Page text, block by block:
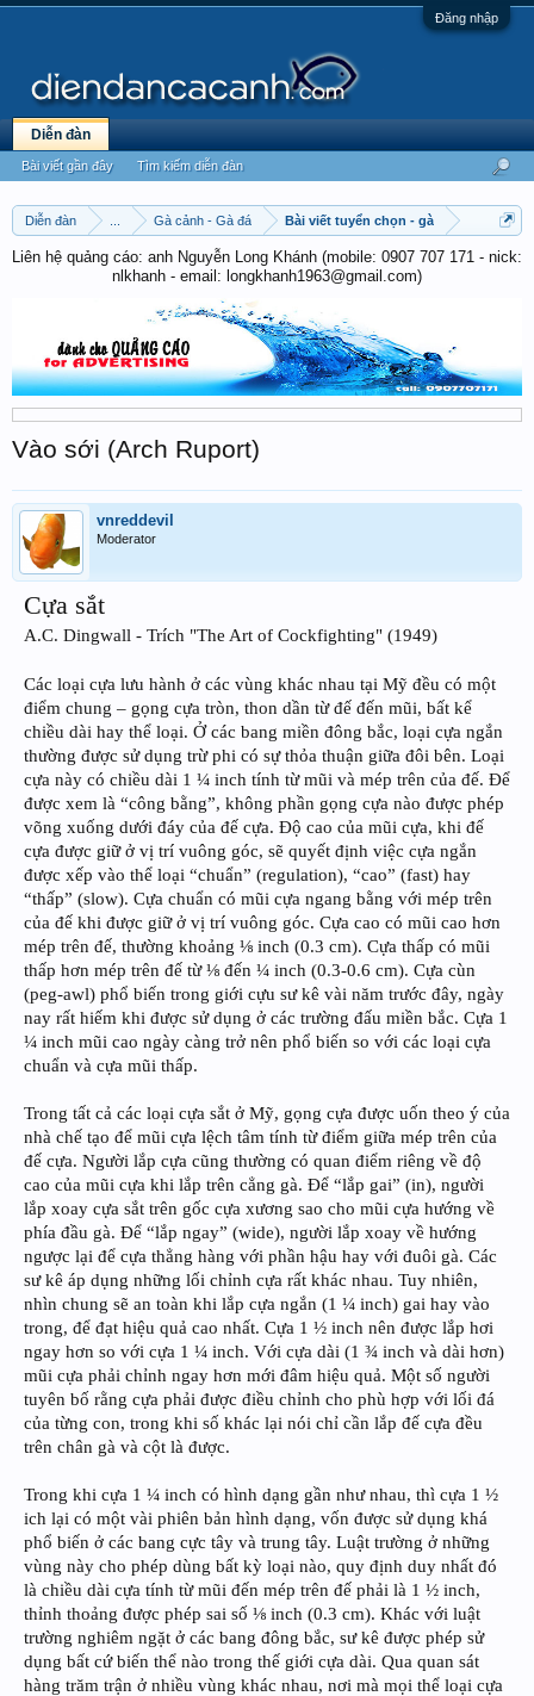
Đăng nhập
Diễn đàn Gà cảnh - Gà đá Bài viết tuyển chọn - gà
Liên hệ quảng cáo: anh Nguyễn Long Khánh (mobile: 0907 707 171 - nick:
nlkhanh - email: longkhanh1963@gmail.com)
Vào sới (Arch Ruport)
vnreddevil
Moderator
Cựa sắt
A.C. Dingwall - Trích "The Art of Cockfighting" (1949)
Các loại cựa lưu hành ở các vùng khác nhau tại Mỹ đều có một
điểm chung – gọng cựa tròn, thon dần từ đế đến mũi, bất kể
chiều dài hay thể loại. Ở các bang miền đông bắc, loại cựa ngắn
thường được sử dụng trừ phi có sự thỏa thuận giữa đôi bên. Loại
cựa này có chiều dài 1 ¼ inch tính từ mũi và mép trên của đế. Để
được xem là “công bằng”, không phần gọng cựa nào được phép
võng xuống dưới đáy của đế cựa. Độ cao của mũi cựa, khi đế
cựa được giữ ở vị trí vuông góc, sẽ quyết định việc cựa ngắn
được xếp vào thể loại “chuẩn” (regulation), “cao” (fast) hay
“thấp” (slow). Cựa chuẩn có mũi cựa ngang bằng với mép trên
của đế khi được giữ ở vị trí vuông góc. Cựa cao có mũi cao hơn
mép trên đế, thường khoảng ⅛ inch (0.3 cm). Cựa thấp có mũi
thấp hơn mép trên đế từ ⅛ đến ¼ inch (0.3-0.6 cm). Cựa cùn
(peg-awl) phổ biến trong giới cựu sư kê vài năm trước đây, ngày
nay rất hiếm khi được sử dụng ở các trường đấu miền bắc. Cựa 1
¼ inch mũi cao ngày càng trở nên phổ biến so với các loại cựa
chuẩn và cựa mũi thấp.
Trong tất cả các loại cựa sắt ở Mỹ, gọng cựa được uốn theo ý của
nhà chế tạo để mũi cựa lệch tâm tính từ điểm giữa mép trên của
đế cựa. Người lắp cựa cũng thường có quan điểm riêng về độ
cao của mũi cựa khi lắp trên cẳng gà. Để “lắp gai” (in), người
lắp xoay cựa sắt trên gốc cựa xương sao cho mũi cựa hướng về
phía đầu gà. Để “lắp ngay” (wide), người lắp xoay về hướng
ngược lại để cựa thẳng hàng với phần hậu hay với đuôi gà. Các
sư kê áp dụng những lối chỉnh cựa rất khác nhau. Tuy nhiên,
nhìn chung sẽ an toàn khi lắp cựa ngắn (1 ¼ inch) gai hay vào
trong, để đạt hiệu quả cao nhất. Cựa 1 ½ inch nên được lắp hơi
ngay hơn so với cựa 1 ¼ inch. Với cựa dài (1 ¾ inch và dài hơn)
mũi cựa phải chỉnh ngay hơn mới đâm hiệu quả. Một số người
tuyên bố rằng cựa phải được điều chỉnh cho phù hợp với lối đá
của từng con, trong khi số khác lại nói chỉ cần lắp đế cựa đều
trên chân gà và cột là được.
Trong khi cựa 1 ¼ inch có hình dạng gần như nhau, thì cựa 1 ½
ich lại có một vài phiên bản hình dạng, vốn được sử dụng khá
phổ biến ở các bang cực tây và trung tây. Luật trường ở những
vùng này cho phép dùng bất kỳ loại nào, quy định duy nhất đó
là chiều dài cựa tính từ mũi đến mép trên đế phải là 1 ½ inch,
thỉnh thoảng được phép sai số ⅛ inch (0.3 cm). Khác với luật
trường nghiêm ngặt ở các bang đông bắc, sư kê được phép sử
dụng bất cứ biến thể nào trong thế giới cựa dài. Qua quan sát
hàng trăm trận ở nhiều vùng khác nhau, nơi mà mọi thể loại cựa
Diễn đàn
Bài viết gần đây Tìm kiếm diễn đàn